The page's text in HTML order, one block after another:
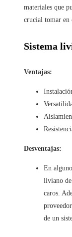
materiales que
crucial tomar en
Sistema
Ventajas:
Desventajas:
En
liviano de
caros.
de un